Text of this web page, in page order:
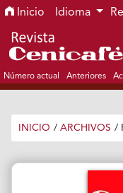
Ir al menú de
Ir al contenido
Ir al pie de página del
Inicio Idioma
Número actual Anteriores
INICIO / ARCHIVOS /